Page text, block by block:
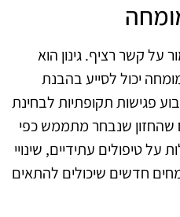
קשר רציף. גינון הוא
יכול לסייע בהבנת
פגישות תקופתיות לבחינת
שהחזון שנבחר מתממש כפי
על טיפולים עתידיים, שינויי
חדשים שיכולים להתאים